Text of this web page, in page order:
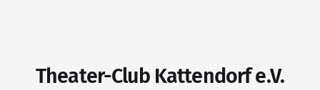
Theater-Club Kattendorf e.V.